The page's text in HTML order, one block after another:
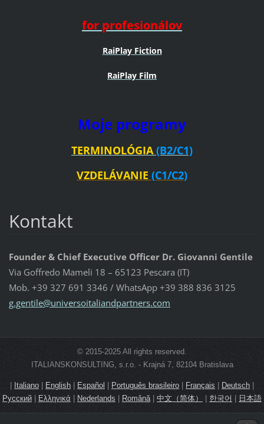
for profesionálov
RaiPlay Fiction
RaiPlay Film
Moje programy
TERMINOLÓGIA (B2/C1)
VZDELÁVANIE (C1/C2)
Kontakt
Founder & Chief Executive Officer Dr. Giovanni Gentile
Via Goffredo Mameli 18 – 65123 Pescara (IT)
Mob. +39 327 691 3346 / WhatsApp +39 388 836 3125
g.gentile@universoitaliandpartners.com
© 2015-2025 All rights reserved.
ITALIANSKONSULTING, s.r.o. - Krajná 7, 82104 Bratislava
Italiano English |Español Português brasileiro Français | Deutsch
Русский |Ελληνικά Nederlands Română| 中文（简体） |한국어 | 日本語